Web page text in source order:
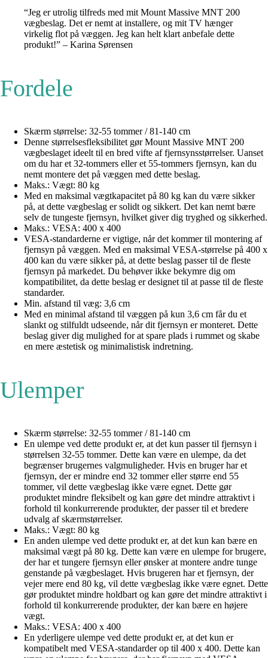
“Jeg er utrolig tilfreds med mit Mount Massive MNT 200
vægbeslag. Det er nemt at installere, og mit TV hænger
virkelig flot på væggen. Jeg kan helt klart anbefale dette
produkt!” – Karina Sørensen
Fordele
Skærm størrelse: 32-55 tommer / 81-140 cm
Denne størrelsesfleksibilitet gør Mount Massive MNT 200
vægbeslaget ideelt til en bred vifte af fjernsynsstørrelser. Uanset
om du har et 32-tommers eller et 55-tommers fjernsyn, kan du
nemt montere det på væggen med dette beslag.
Maks.: Vægt: 80 kg
Med en maksimal vægtkapacitet på 80 kg kan du være sikker
på, at dette vægbeslag er solidt og sikkert. Det kan nemt bære
selv de tungeste fjernsyn, hvilket giver dig tryghed og sikkerhed.
Maks.: VESA: 400 x 400
VESA-standarderne er vigtige, når det kommer til montering af
fjernsyn på væggen. Med en maksimal VESA-størrelse på 400 x
400 kan du være sikker på, at dette beslag passer til de fleste
fjernsyn på markedet. Du behøver ikke bekymre dig om
kompatibilitet, da dette beslag er designet til at passe til de fleste
standarder.
Min. afstand til væg: 3,6 cm
Med en minimal afstand til væggen på kun 3,6 cm får du et
slankt og stilfuldt udseende, når dit fjernsyn er monteret. Dette
beslag giver dig mulighed for at spare plads i rummet og skabe
en mere æstetisk og minimalistisk indretning.
Ulemper
Skærm størrelse: 32-55 tommer / 81-140 cm
En ulempe ved dette produkt er, at det kun passer til fjernsyn i
størrelsen 32-55 tommer. Dette kan være en ulempe, da det
begrænser brugernes valgmuligheder. Hvis en bruger har et
fjernsyn, der er mindre end 32 tommer eller større end 55
tommer, vil dette vægbeslag ikke være egnet. Dette gør
produktet mindre fleksibelt og kan gøre det mindre attraktivt i
forhold til konkurrerende produkter, der passer til et bredere
udvalg af skærmstørrelser.
Maks.: Vægt: 80 kg
En anden ulempe ved dette produkt er, at det kun kan bære en
maksimal vægt på 80 kg. Dette kan være en ulempe for brugere,
der har et tungere fjernsyn eller ønsker at montere andre tunge
genstande på vægbeslaget. Hvis brugeren har et fjernsyn, der
vejer mere end 80 kg, vil dette vægbeslag ikke være egnet. Dette
gør produktet mindre holdbart og kan gøre det mindre attraktivt i
forhold til konkurrerende produkter, der kan bære en højere
vægt.
Maks.: VESA: 400 x 400
En yderligere ulempe ved dette produkt er, at det kun er
kompatibelt med VESA-standarder op til 400 x 400. Dette kan